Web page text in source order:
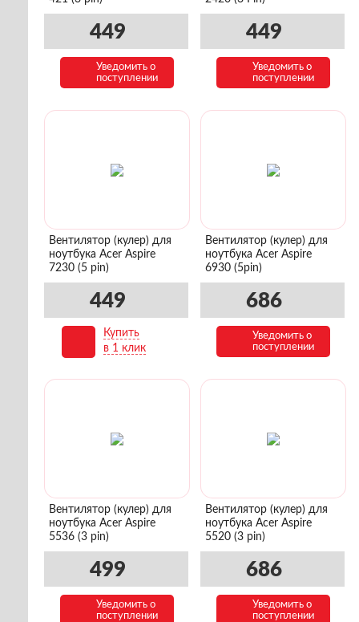
449
Уведомить о
поступлении
449
Уведомить о
поступлении
Вентилятор (кулер) для
ноутбука Acer Aspire
7230 (5 pin)
449
Купить
в 1 клик
Вентилятор (кулер) для
ноутбука Acer Aspire
6930 (5pin)
686
Уведомить о
поступлении
Вентилятор (кулер) для
ноутбука Acer Aspire
5536 (3 pin)
499
Уведомить о
поступлении
Вентилятор (кулер) для
ноутбука Acer Aspire
5520 (3 pin)
686
Уведомить о
поступлении